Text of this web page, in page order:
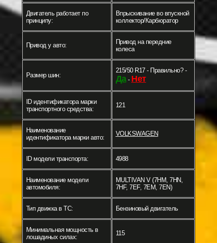
Двигатель работает по
принципу:
Впрыскивание во впускной
коллектор/Карбюратор
Привод у авто:
Привод на передние
колеса
Размер шин:
215/50 R17 - Правильно? -
Да- Нет
ID идентификатора марки
транспортного средства:
121
Наименование
идентификатора марки авто:
VOLKSWAGEN
ID модели транспорта: 4988
Наименование модели
автомобиля:
MULTIVAN V (7HM, 7HN,
7HF, 7EF, 7EM, 7EN)
Тип движка в ТС: Бензиновый двигатель
Минимальная мощность в
лошадиных силах:
115